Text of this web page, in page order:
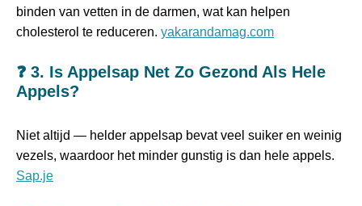
binden van vetten in de darmen, wat kan helpen
cholesterol te reduceren. yakarandamag.com
❓ 3. Is Appelsap Net Zo Gezond Als Hele
Appels?
Niet altijd — helder appelsap bevat veel suiker en weinig
vezels, waardoor het minder gunstig is dan hele appels.
Sap.je